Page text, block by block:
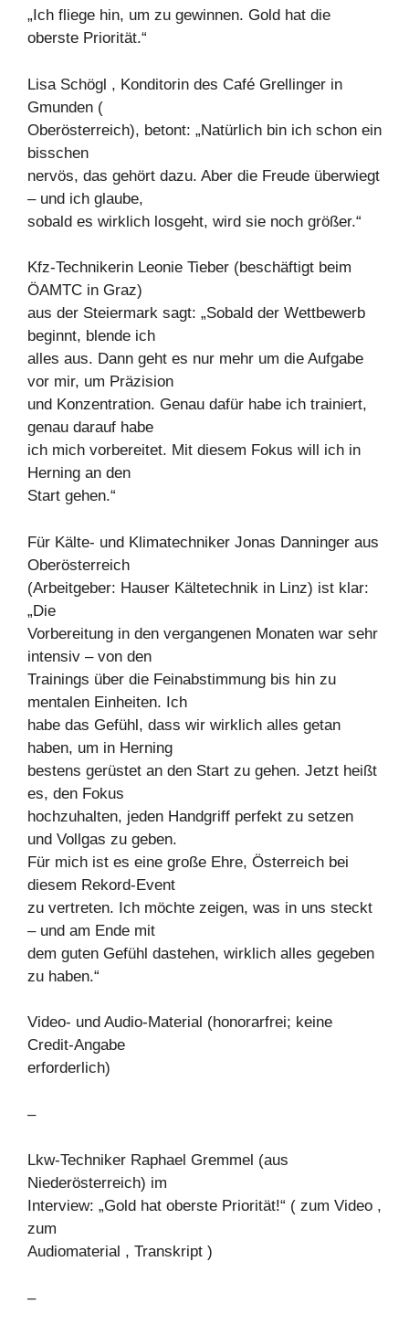
„Ich fliege hin, um zu gewinnen. Gold hat die
oberste Priorität.“
Lisa Schögl , Konditorin des Café Grellinger in
Gmunden (
Oberösterreich), betont: „Natürlich bin ich schon ein
bisschen
nervös, das gehört dazu. Aber die Freude überwiegt
– und ich glaube,
sobald es wirklich losgeht, wird sie noch größer.“
Kfz-Technikerin Leonie Tieber (beschäftigt beim
ÖAMTC in Graz)
aus der Steiermark sagt: „Sobald der Wettbewerb
beginnt, blende ich
alles aus. Dann geht es nur mehr um die Aufgabe
vor mir, um Präzision
und Konzentration. Genau dafür habe ich trainiert,
genau darauf habe
ich mich vorbereitet. Mit diesem Fokus will ich in
Herning an den
Start gehen.“
Für Kälte- und Klimatechniker Jonas Danninger aus
Oberösterreich
(Arbeitgeber: Hauser Kältetechnik in Linz) ist klar:
„Die
Vorbereitung in den vergangenen Monaten war sehr
intensiv – von den
Trainings über die Feinabstimmung bis hin zu
mentalen Einheiten. Ich
habe das Gefühl, dass wir wirklich alles getan
haben, um in Herning
bestens gerüstet an den Start zu gehen. Jetzt heißt
es, den Fokus
hochzuhalten, jeden Handgriff perfekt zu setzen
und Vollgas zu geben.
Für mich ist es eine große Ehre, Österreich bei
diesem Rekord-Event
zu vertreten. Ich möchte zeigen, was in uns steckt
– und am Ende mit
dem guten Gefühl dastehen, wirklich alles gegeben
zu haben.“
Video- und Audio-Material (honorarfrei; keine
Credit-Angabe
erforderlich)
–
Lkw-Techniker Raphael Gremmel (aus
Niederösterreich) im
Interview: „Gold hat oberste Priorität!“ ( zum Video ,
zum
Audiomaterial , Transkript )
–